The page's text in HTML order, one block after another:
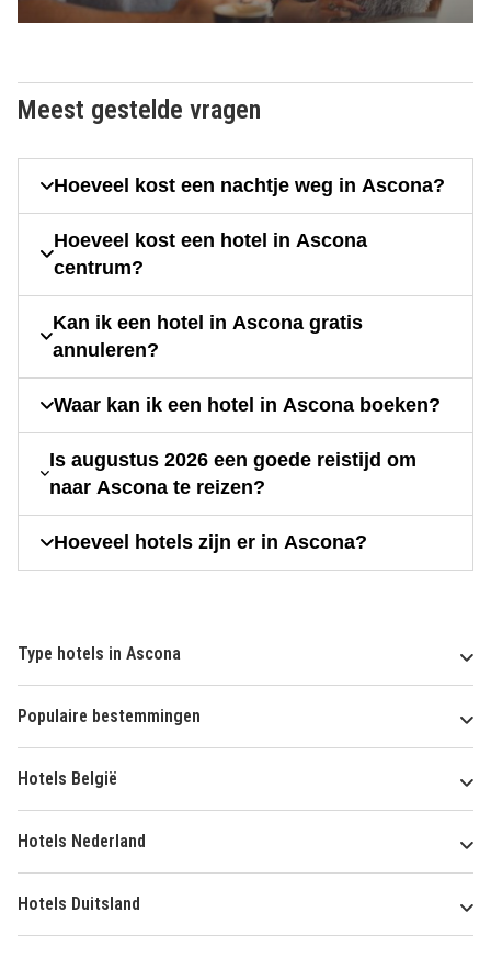
Meest gestelde vragen
Hoeveel kost een nachtje weg in Ascona?
Hoeveel kost een hotel in Ascona
centrum?
Kan ik een hotel in Ascona gratis
annuleren?
Waar kan ik een hotel in Ascona boeken?
Is augustus 2026 een goede reistijd om
naar Ascona te reizen?
Hoeveel hotels zijn er in Ascona?
Type hotels in Ascona
Populaire bestemmingen
Hotels België
Hotels Nederland
Hotels Duitsland